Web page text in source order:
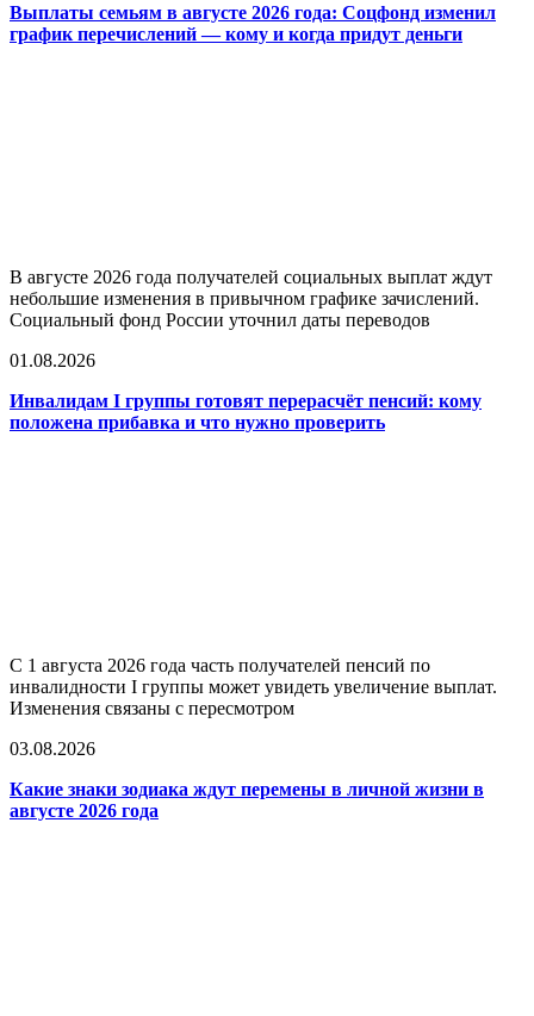
Выплаты семьям в августе 2026 года: Соцфонд изменил
график перечислений — кому и когда придут деньги
В августе 2026 года получателей социальных выплат ждут
небольшие изменения в привычном графике зачислений.
Социальный фонд России уточнил даты переводов
01.08.2026
Инвалидам I группы готовят перерасчёт пенсий: кому
положена прибавка и что нужно проверить
С 1 августа 2026 года часть получателей пенсий по
инвалидности I группы может увидеть увеличение выплат.
Изменения связаны с пересмотром
03.08.2026
Какие знаки зодиака ждут перемены в личной жизни в
августе 2026 года